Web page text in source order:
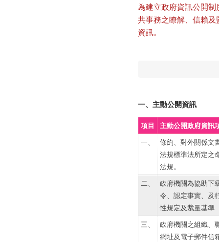
為建立政府資訊公開
共事務之瞭解、信賴
資訊。
一、主動公開資訊
項目
主動公開政府資訊
一、
條約、對外關係文
法規標準法所定之
法規。
二、
政府機關為協助下
令、認定事實、及
性規定及裁量基準
三、
政府機關之組織、
網址及電子郵件信